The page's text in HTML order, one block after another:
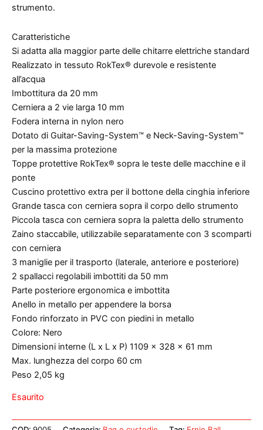
strumento.
Caratteristiche
Si adatta alla maggior parte delle chitarre elettriche standard
Realizzato in tessuto RokTex® durevole e resistente
all’acqua
Imbottitura da 20 mm
Cerniera a 2 vie larga 10 mm
Fodera interna in nylon nero
Dotato di Guitar-Saving-System™ e Neck-Saving-System™
per la massima protezione
Toppe protettive RokTex® sopra le teste delle macchine e il
ponte
Cuscino protettivo extra per il bottone della cinghia inferiore
Grande tasca con cerniera sopra il corpo dello strumento
Piccola tasca con cerniera sopra la paletta dello strumento
Zaino staccabile, utilizzabile separatamente con 3 scomparti
con cerniera
3 maniglie per il trasporto (laterale, anteriore e posteriore)
2 spallacci regolabili imbottiti da 50 mm
Parte posteriore ergonomica e imbottita
Anello in metallo per appendere la borsa
Fondo rinforzato in PVC con piedini in metallo
Colore: Nero
Dimensioni interne (L x L x P) 1109 x 328 x 61 mm
Max. lunghezza del corpo 60 cm
Peso 2,05 kg
Esaurito